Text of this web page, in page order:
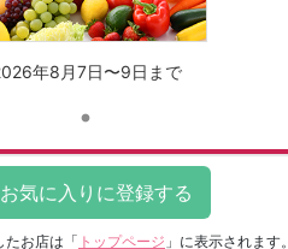
年8月7日〜9日まで
たお店は 「 トップページ 」に表示されます。